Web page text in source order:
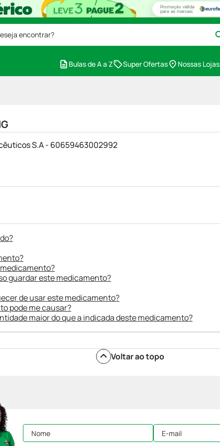
encontrar?
Bulas de A a Z Super Ofertas Nossas Lojas
S.A - 60659463002992
guardar este medicamento?
de usar este medicamento?
pode me causar?
maior do que a indicada deste medicamento?
Voltar ao topo